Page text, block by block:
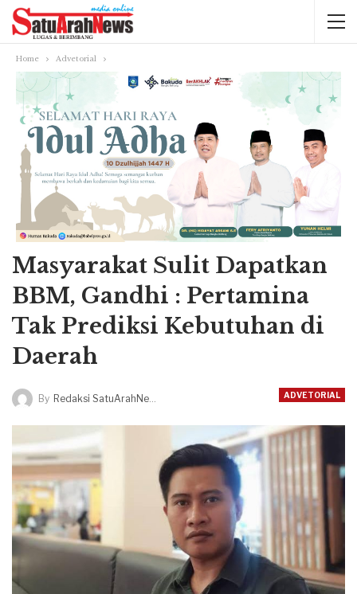
Home Advetorial
Masyarakat Sulit Dapatkan
BBM, Gandhi : Pertamina
Tak Prediksi Kebutuhan di
Daerah
ADVETORIAL
By Redaksi SatuArahNews